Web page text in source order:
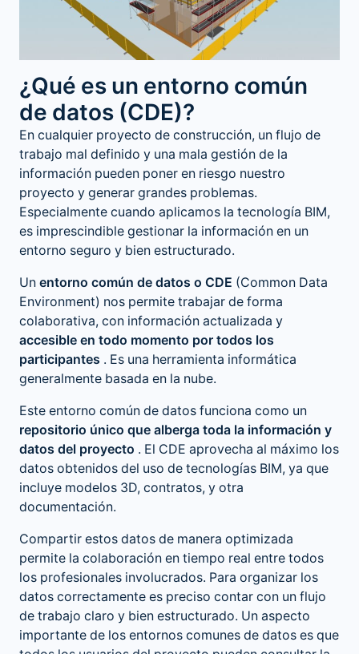
¿Qué es un entorno común
de datos (CDE)?
En cualquier proyecto de construcción, un flujo de
trabajo mal definido y una mala gestión de la
información pueden poner en riesgo nuestro
proyecto y generar grandes problemas.
Especialmente cuando aplicamos la tecnología BIM,
es imprescindible gestionar la información en un
entorno seguro y bien estructurado.
Un entorno común de datos o CDE (Common Data
Environment) nos permite trabajar de forma
colaborativa, con información actualizada y
accesible en todo momento por todos los
participantes . Es una herramienta informática
generalmente basada en la nube.
Este entorno común de datos funciona como un
repositorio único que alberga toda la información y
datos del proyecto . El CDE aprovecha al máximo los
datos obtenidos del uso de tecnologías BIM, ya que
incluye modelos 3D, contratos, y otra
documentación.
Compartir estos datos de manera optimizada
permite la colaboración en tiempo real entre todos
los profesionales involucrados. Para organizar los
datos correctamente es preciso contar con un flujo
de trabajo claro y bien estructurado. Un aspecto
importante de los entornos comunes de datos es que